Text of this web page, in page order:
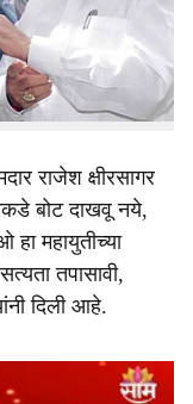
खळबळ उडाली
जीवाला धोका
विरोधी पक्ष नेते
राजेश क्षीरसागर
बोट दाखवू नये,
महायुतीच्या
तपासावी,
दिली आहे.